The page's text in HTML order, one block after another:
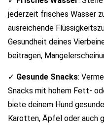
jederzeit frisches Wasser
ausreichende
Gesundheit deines
beitragen,
✓ Gesunde Snacks:
Snacks mit hohem Fett-
biete deinem Hund
Karotten, Äpfel oder auch